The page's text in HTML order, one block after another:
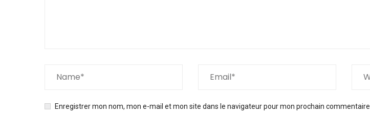
Enregistrer mon nom, mon e-mail et mon site dans le navigateur pour mon prochain commentaire.